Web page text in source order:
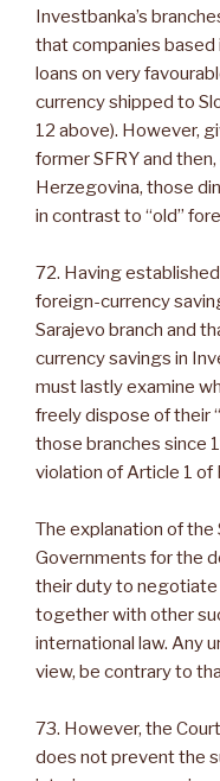
Investbanka’s
that companies
loans on very
currency shipped to
12 above). However,
former SFRY and
Herzegovina, those
in contrast to “old”
72. Having
foreign-currency
Sarajevo branch and
currency savings in
must lastly examine
freely dispose of their
those branches since
violation of Article 1
The explanation of the
Governments for the
their duty to
together with other
international law. Any
view, be contrary to
73. However, the
does not prevent the